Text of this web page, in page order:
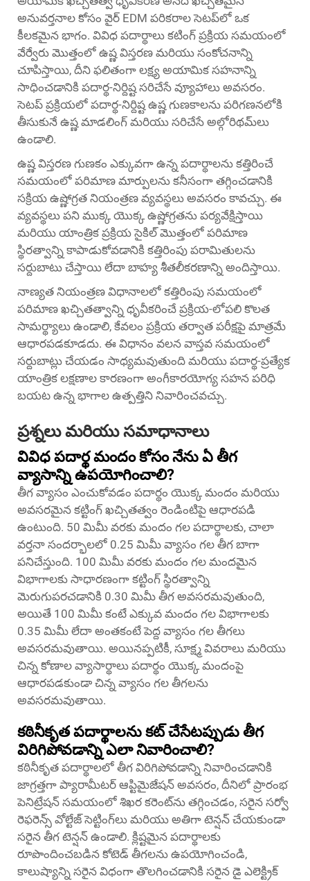
అనువర్తనాల కోసం వైర్ EDM పరికరాల సెటప్‌లో ఒక
కీలకమైన భాగం. వివిధ పదార్థాలు కటింగ్ ప్రక్రియ సమయంలో
వేర్వేరు మొత్తంలో ఉష్ణ విస్తరణ మరియు సంకోచనాన్ని
చూపిస్తాయి, దీని ఫలితంగా లక్ష్య అయామిక సహనాన్ని
సాధించడానికి పదార్థ-నిర్దిష్ట సరిచేసే వ్యూహాలు అవసరం.
సెటప్ ప్రక్రియలో పదార్థ-నిర్దిష్ట ఉష్ణ గుణకాలను పరిగణనలోకి
తీసుకునే ఉష్ణ మాడలింగ్ మరియు సరిచేసే అల్గోరిథమ్‌లు
ఉండాలి.
ఉష్ణ విస్తరణ గుణకం ఎక్కువగా ఉన్న పదార్థాలను కత్తిరించే
సమయంలో పరిమాణ మార్పులను కనీసంగా తగ్గించడానికి
సక్రియ ఉష్ణోగ్రత నియంత్రణ వ్యవస్థలు అవసరం కావచ్చు. ఈ
వ్యవస్థలు పని ముక్క యొక్క ఉష్ణోగ్రతను పర్యవేక్షిస్తాయి
మరియు యాంత్రిక ప్రక్రియ సైకిల్ మొత్తంలో పరిమాణ
స్థిరత్వాన్ని కాపాడుకోవడానికి కత్తిరింపు పరామితులను
సర్దుబాటు చేస్తాయి లేదా బాహ్య శీతలీకరణాన్ని అందిస్తాయి.
నాణ్యత నియంత్రణ విధానాలలో కత్తిరింపు సమయంలో
పరిమాణ ఖచ్చితత్వాన్ని ధృవీకరించే ప్రక్రియ-లోపలి కొలత
సామర్థ్యాలు ఉండాలి, కేవలం ప్రక్రియ తర్వాత పరీక్షపై మాత్రమే
ఆధారపడకూడదు. ఈ విధానం వలన వాస్తవ సమయంలో
సర్దుబాట్లు చేయడం సాధ్యమవుతుంది మరియు పదార్థ-ప్రత్యేక
యాంత్రిక లక్షణాల కారణంగా అంగీకారయోగ్య సహన పరిధి
బయట ఉన్న భాగాల ఉత్పత్తిని నివారించవచ్చు.
ప్రశ్నలు మరియు సమాధానాలు
వివిధ పదార్థ మందం కోసం నేను ఏ తీగ
వ్యాసాన్ని ఉపయోగించాలి?
తీగ వ్యాసం ఎంచుకోవడం పదార్థం యొక్క మందం మరియు
అవసరమైన కట్టింగ్ ఖచ్చితత్వం రెండింటిపై ఆధారపడి
ఉంటుంది. 50 మిమీ వరకు మందం గల పదార్థాలకు, చాలా
వర్తనా సందర్భాలలో 0.25 మిమీ వ్యాసం గల తీగ బాగా
పనిచేస్తుంది. 100 మిమీ వరకు మందం గల మందమైన
విభాగాలకు సాధారణంగా కట్టింగ్ స్థిరత్వాన్ని
మెరుగుపరచడానికి 0.30 మిమీ తీగ అవసరమవుతుంది,
అయితే 100 మిమీ కంటే ఎక్కువ మందం గల విభాగాలకు
0.35 మిమీ లేదా అంతకంటే పెద్ద వ్యాసం గల తీగలు
అవసరమవుతాయి. అయినప్పటికీ, సూక్ష్మ వివరాలు మరియు
చిన్న కోణాల వ్యాసార్థాలు పదార్థం యొక్క మందంపై
ఆధారపడకుండా చిన్న వ్యాసం గల తీగలను
అవసరమవుతాయి.
కఠినీకృత పదార్థాలను కట్ చేసేటప్పుడు తీగ
విరిగిపోవడాన్ని ఎలా నివారించాలి?
కఠినీకృత పదార్థాలలో తీగ విరిగిపోవడాన్ని నివారించడానికి
జాగ్రత్తగా ప్యారామీటర్ ఆప్టిమైజేషన్ అవసరం, దీనిలో ప్రారంభ
పెనిట్రేషన్ సమయంలో శిఖర కరెంట్‌ను తగ్గించడం, సరైన సర్వో
రెఫరెన్స్ వోల్టేజ్ సెట్టింగ్‌లు మరియు అతిగా టెన్షన్ చేయకుండా
సరైన తీగ టెన్షన్ ఉండాలి. క్లిష్టమైన పదార్థాలకు
రూపొందించబడిన కోటెడ్ తీగలను ఉపయోగించండి,
కాలుష్యాన్ని సరైన విధంగా తొలగించడానికి సరైన డై ఎలెక్ట్రిక్